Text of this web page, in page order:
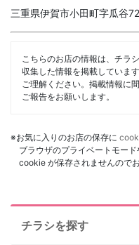
三重県伊賀市小田町字瓜谷
こちらのお店の情報は、チラ
収集した情報を掲載していま
ご理解ください。掲載情報に
ご報告をお願いします。
※お気に入りのお店の保存に
ブラウザのプライベートモー
cookie が保存されませんので
チラシを探す